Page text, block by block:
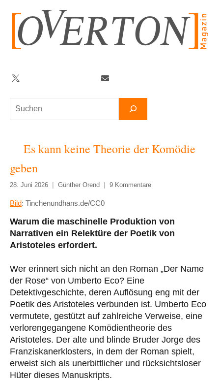
springen
Suchen
Twitter
Es kann keine Theorie der Komödie
geben
28. Juni 2026 Günther Orend 9 Kommentare
Bild: Tinchenundhans.de/CC0
Warum die maschinelle Produktion von
Narrativen ein Relektüre der Poetik von
Aristoteles erfordert.
Wer erinnert sich nicht an den Roman „Der Name
der Rose“ von Umberto Eco? Eine
Detektivgeschichte, deren Auflösung eng mit der
Poetik des Aristoteles verbunden ist. Umberto Eco
vermutete, gestützt auf zahlreiche Verweise, eine
verlorengegangene Komödientheorie des
Aristoteles. Der alte und blinde Bruder Jorge des
Franziskanerklosters, in dem der Roman spielt,
erweist sich als unerbittlicher und rücksichtsloser
Hüter dieses Manuskripts.